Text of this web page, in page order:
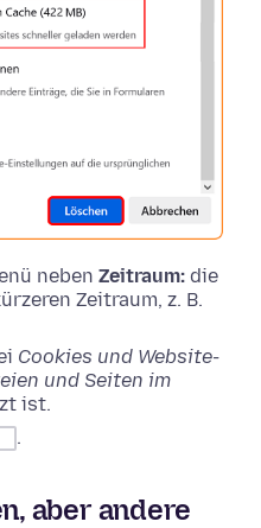
neben Zeitraum: die
Zeitraum, z. B.
Cookies und Website-
und Seiten im
ist.
.
aber andere